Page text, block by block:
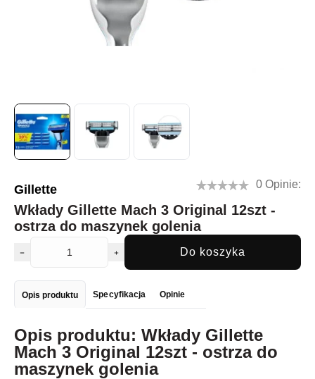
Gillette 0 Opinie:
Wkłady Gillette Mach 3 Original 12szt -
ostrza do maszynek golenia
Do koszyka
Opis produktu Specyfikacja Opinie
Opis produktu: Wkłady Gillette
Mach 3 Original 12szt - ostrza do
maszynek golenia